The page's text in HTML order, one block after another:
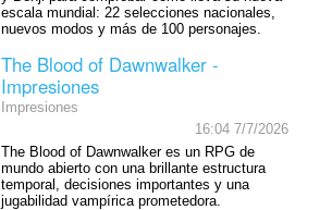
escala mundial: 22 selecciones nacionales,
nuevos modos y más de 100 personajes.
The Blood of Dawnwalker -
Impresiones
Impresiones
16:04 7/7/2026
The Blood of Dawnwalker es un RPG de
mundo abierto con una brillante estructura
temporal, decisiones importantes y una
jugabilidad vampírica prometedora.